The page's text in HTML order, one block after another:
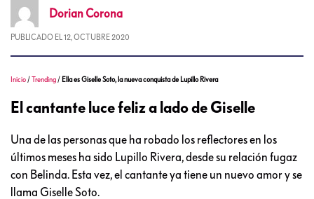
Dorian Corona
PUBLICADO EL 12, OCTUBRE 2020
Inicio /Trending / Ella es Giselle Soto, la nueva conquista de Lupillo Rivera
El cantante luce feliz a lado de Giselle
Una de las personas que ha robado los reflectores en los
últimos meses ha sido Lupillo Rivera, desde su relación fugaz
con Belinda. Esta vez, el cantante ya tiene un nuevo amor y se
llama Giselle Soto.